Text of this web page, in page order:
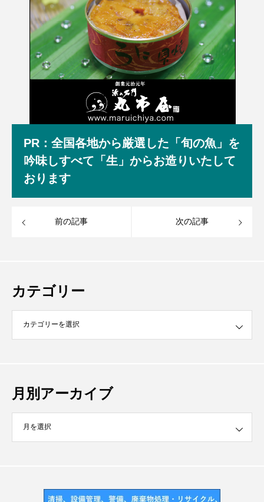
PR：全国各地から厳選した「旬の魚」を
吟味しすべて「生」からお造りいたして
おります
前の記事 次の記事
カテゴリー
月別アーカイブ